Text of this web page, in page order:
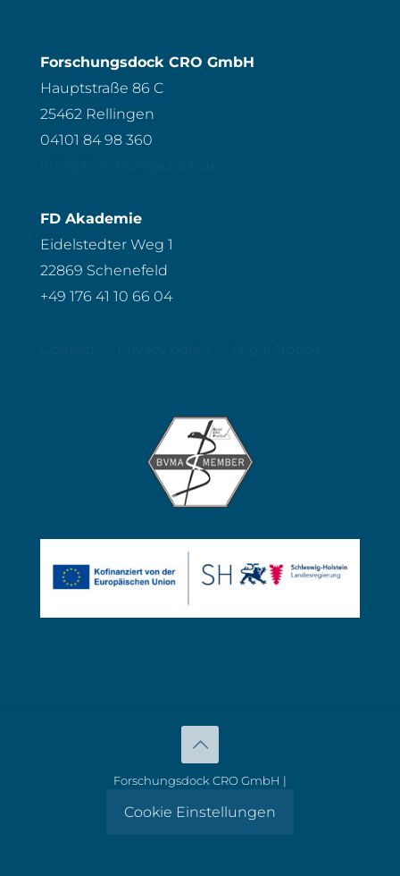
Forschungsdock CRO GmbH
Hauptstraße 86 C
25462 Rellingen
04101 84 98 360
FD Akademie
Eidelstedter Weg 1
22869 Schenefeld
+49 176 41 10 66 04
Forschungsdock CRO GmbH |
Cookie Einstellungen